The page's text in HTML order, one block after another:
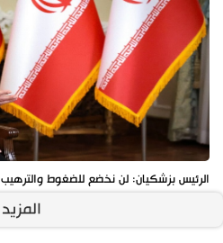
الرئيس بزشكيان: لن نخضع للضغوط والترهيب
المزيد